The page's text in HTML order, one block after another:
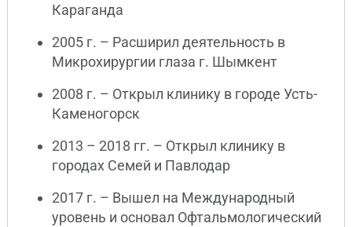
Караганда
2005 г. – Расширил деятельность в
Микрохирургии глаза г. Шымкент
2008 г. – Открыл клинику в городе Усть-
Каменогорск
2013 – 2018 гг. – Открыл клинику в
городах Семей и Павлодар
2017 г. – Вышел на Международный
уровень и основал Офтальмологический